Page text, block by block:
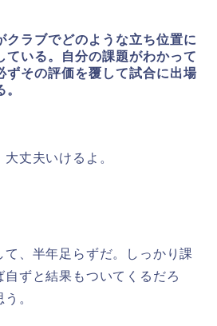
クラブでどのような立ち位置に
ている。自分の課題がわかって
ずその評価を覆して試合に出場
丈夫いけるよ。
て、半年足らずだ。しっかり課
ずと結果もついてくるだろ
。